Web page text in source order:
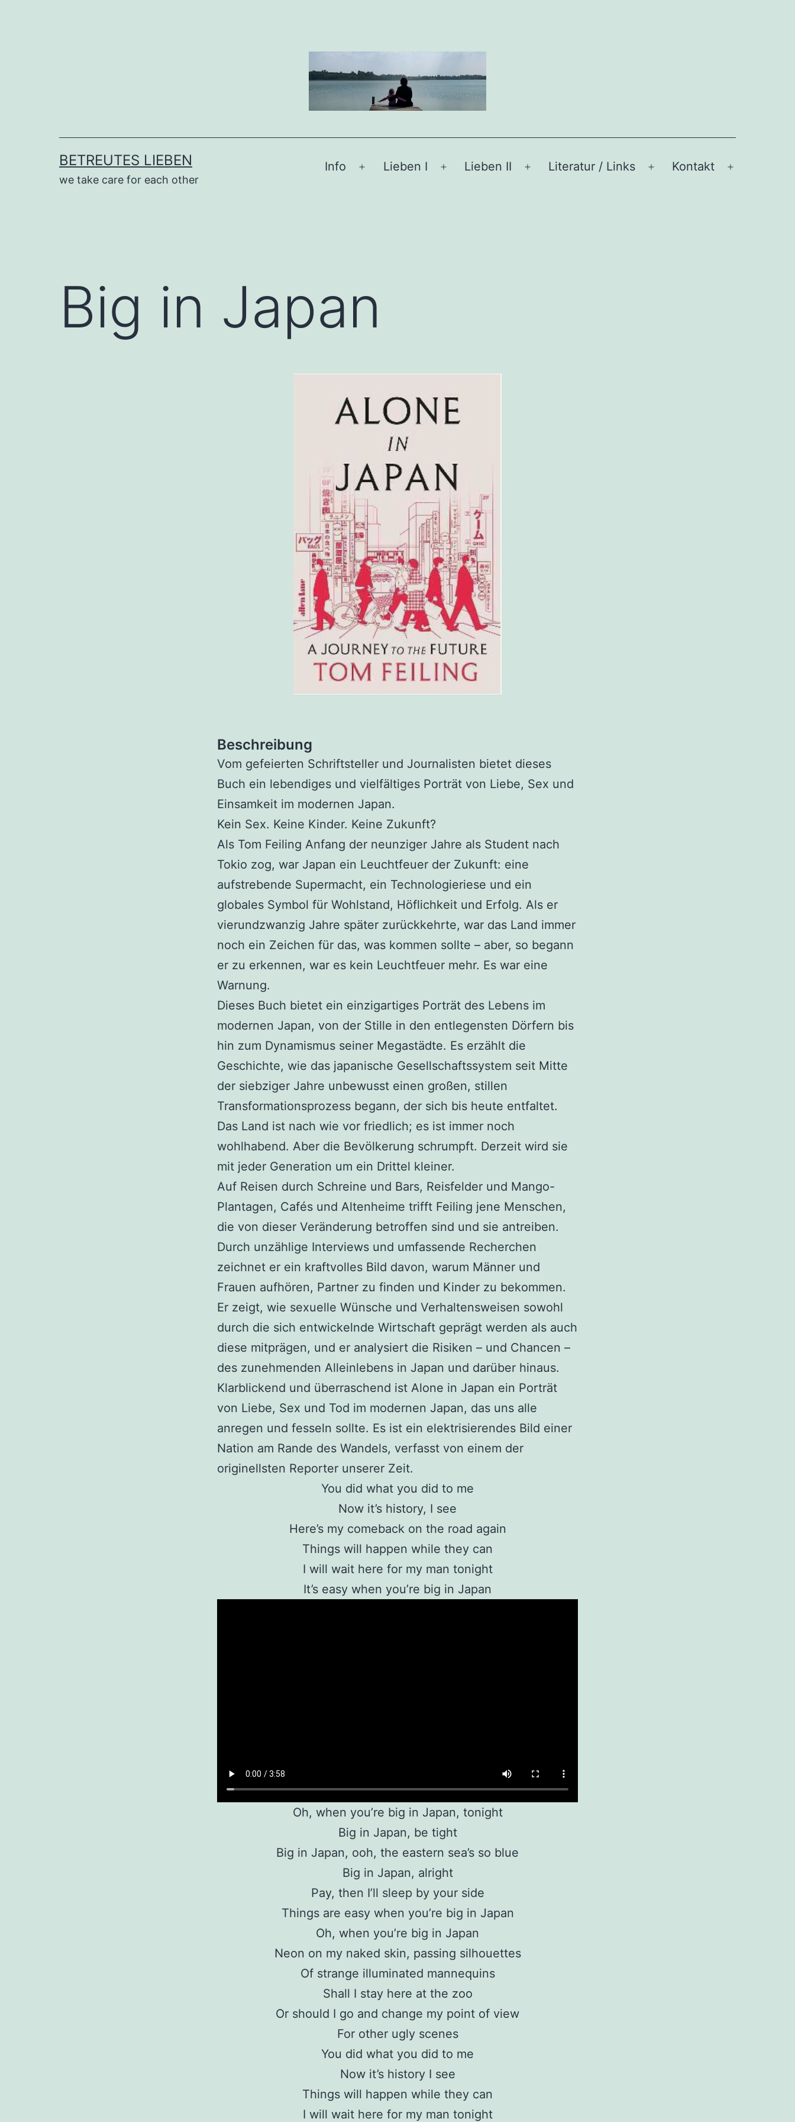
BETREUTES LIEBEN
we take care for each other
Info
Menü
Lieben I
Menü
Lieben II
Menü
Literatur / Links
Menü
Kontakt
Big in Japan
Beschreibung
Vom gefeierten Schriftsteller und Journalisten bietet dieses
Buch ein lebendiges und vielfältiges Porträt von Liebe, Sex und
Einsamkeit im modernen Japan.
Kein Sex. Keine Kinder. Keine Zukunft?
Als Tom Feiling Anfang der neunziger Jahre als Student nach
Tokio zog, war Japan ein Leuchtfeuer der Zukunft: eine
aufstrebende Supermacht, ein Technologieriese und ein
globales Symbol für Wohlstand, Höflichkeit und Erfolg. Als er
vierundzwanzig Jahre später zurückkehrte, war das Land immer
noch ein Zeichen für das, was kommen sollte – aber, so begann
er zu erkennen, war es kein Leuchtfeuer mehr. Es war eine
Warnung.
Dieses Buch bietet ein einzigartiges Porträt des Lebens im
modernen Japan, von der Stille in den entlegensten Dörfern bis
hin zum Dynamismus seiner Megastädte. Es erzählt die
Geschichte, wie das japanische Gesellschaftssystem seit Mitte
der siebziger Jahre unbewusst einen großen, stillen
Transformationsprozess begann, der sich bis heute entfaltet.
Das Land ist nach wie vor friedlich; es ist immer noch
wohlhabend. Aber die Bevölkerung schrumpft. Derzeit wird sie
mit jeder Generation um ein Drittel kleiner.
Auf Reisen durch Schreine und Bars, Reisfelder und Mango-
Plantagen, Cafés und Altenheime trifft Feiling jene Menschen,
die von dieser Veränderung betroffen sind und sie antreiben.
Durch unzählige Interviews und umfassende Recherchen
zeichnet er ein kraftvolles Bild davon, warum Männer und
Frauen aufhören, Partner zu finden und Kinder zu bekommen.
Er zeigt, wie sexuelle Wünsche und Verhaltensweisen sowohl
durch die sich entwickelnde Wirtschaft geprägt werden als auch
diese mitprägen, und er analysiert die Risiken – und Chancen –
des zunehmenden Alleinlebens in Japan und darüber hinaus.
Klarblickend und überraschend ist Alone in Japan ein Porträt
von Liebe, Sex und Tod im modernen Japan, das uns alle
anregen und fesseln sollte. Es ist ein elektrisierendes Bild einer
Nation am Rande des Wandels, verfasst von einem der
originellsten Reporter unserer Zeit.
You did what you did to me
Now it’s history, I see
Here’s my comeback on the road again
Things will happen while they can
I will wait here for my man tonight
It’s easy when you’re big in Japan
Oh, when you’re big in Japan, tonight
Big in Japan, be tight
Big in Japan, ooh, the eastern sea’s so blue
Big in Japan, alright
Pay, then I’ll sleep by your side
Things are easy when you’re big in Japan
Oh, when you’re big in Japan
Neon on my naked skin, passing silhouettes
Of strange illuminated mannequins
Shall I stay here at the zoo
Or should I go and change my point of view
For other ugly scenes
You did what you did to me
Now it’s history I see
Things will happen while they can
I will wait here for my man tonight